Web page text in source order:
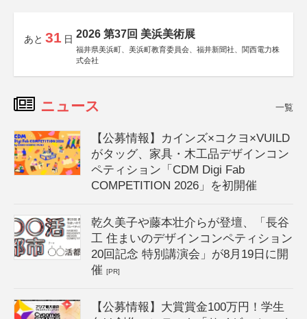
あと 31 日 2026 第37回 美浜美術展
福井県美浜町、美浜町教育委員会、福井新聞社、関西電力株
式会社
ニュース 一覧
【公募情報】カインズ×コクヨ×VUILD
がタッグ、家具・木工品デザインコン
ペティション「CDM Digi Fab
COMPETITION 2026」を初開催
乾久美子や藤本壮介らが登壇、「長谷
工 住まいのデザインコンペティション
20回記念 特別講演会」が8月19日に開
催[PR]
【公募情報】大賞賞金100万円！学生